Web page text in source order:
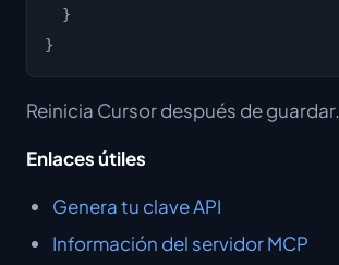
  }
Reinicia Cursor después de guardar.
Enlaces útiles
Genera tu clave API
Información del servidor MCP